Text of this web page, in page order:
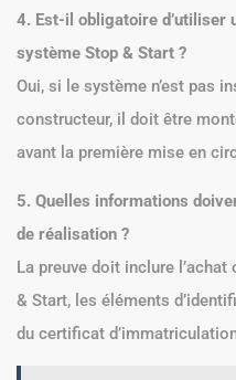
4. Est-il obligatoire d’utiliser
système Stop & Start ?
Oui, si le système n’est pas
constructeur, il doit être
avant la première mise en
5. Quelles informations
de réalisation ?
La preuve doit inclure
& Start, les éléments
du certificat